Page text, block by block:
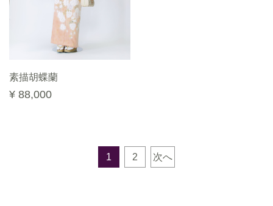
素描胡蝶蘭
¥ 88,000
1 2 次へ